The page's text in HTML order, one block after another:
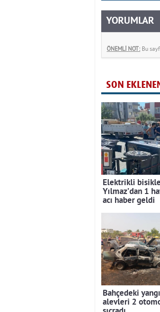
YORUMLAR
ÖNEMLİ NOT: Bu
SON
Elektrikli
Yılmaz’dan 1
acı haber geldi
Bahçedeki
alevleri 2